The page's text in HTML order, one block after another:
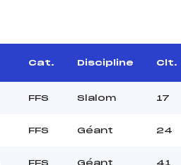
Cat. Discipline Clt.
FFS Slalom 17
FFS Géant 24
FFS Géant 41